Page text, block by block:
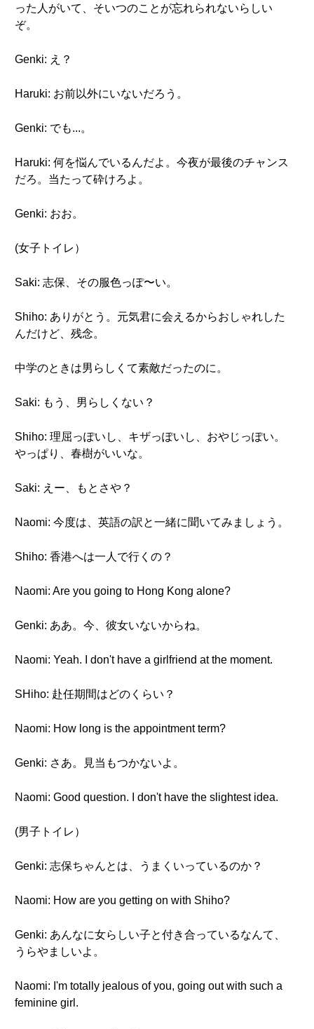
った人がいて、そいつのことが忘れられないらしい
ぞ。
Genki: え？
Haruki: お前以外にいないだろう。
Genki: でも...。
Haruki: 何を悩んでいるんだよ。今夜が最後のチャンス
だろ。当たって砕けろよ。
Genki: おお。
(女子トイレ）
Saki: 志保、その服色っぽ〜い。
Shiho: ありがとう。元気君に会えるからおしゃれした
んだけど、残念。
中学のときは男らしくて素敵だったのに。
Saki: もう、男らしくない？
Shiho: 理屈っぽいし、キザっぽいし、おやじっぽい。
やっぱり、春樹がいいな。
Saki: えー、もとさや？
Naomi: 今度は、英語の訳と一緒に聞いてみましょう。
Shiho: 香港へは一人で行くの？
Naomi: Are you going to Hong Kong alone?
Genki: ああ。今、彼女いないからね。
Naomi: Yeah. I don't have a girlfriend at the moment.
SHiho: 赴任期間はどのくらい？
Naomi: How long is the appointment term?
Genki: さあ。見当もつかないよ。
Naomi: Good question. I don't have the slightest idea.
(男子トイレ）
Genki: 志保ちゃんとは、うまくいっているのか？
Naomi: How are you getting on with Shiho?
Genki: あんなに女らしい子と付き合っているなんて、
うらやましいよ。
Naomi: I'm totally jealous of you, going out with such a
feminine girl.